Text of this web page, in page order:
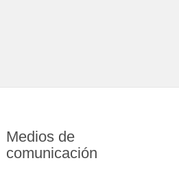
Medios de
comunicación